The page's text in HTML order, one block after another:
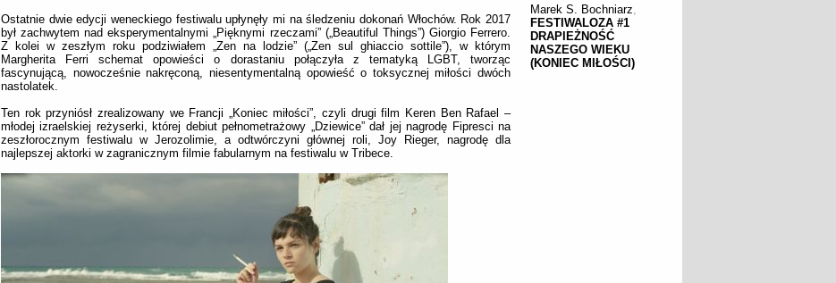
Marek S. Bochniarz,
FESTIWALOZA #1
DRAPIEŻNOŚĆ
NASZEGO WIEKU
(KONIEC MIŁOŚCI)
Ostatnie dwie edycji weneckiego festiwalu upłynęły mi na śledzeniu dokonań Włochów. Rok 2017
był zachwytem nad eksperymentalnymi „Pięknymi rzeczami” („Beautiful Things”) Giorgio Ferrero.
Z kolei w zeszłym roku podziwiałem „Zen na lodzie” („Zen sul ghiaccio sottile”), w którym
Margherita Ferri schemat opowieści o dorastaniu połączyła z tematyką LGBT, tworząc
fascynującą, nowocześnie nakręconą, niesentymentalną opowieść o toksycznej miłości dwóch
nastolatek.
Ten rok przyniósł zrealizowany we Francji „Koniec miłości”, czyli drugi film Keren Ben Rafael –
młodej izraelskiej reżyserki, której debiut pełnometrażowy „Dziewice” dał jej nagrodę Fipresci na
zeszłorocznym festiwalu w Jerozolimie, a odtwórczyni głównej roli, Joy Rieger, nagrodę dla
najlepszej aktorki w zagranicznym filmie fabularnym na festiwalu w Tribece.